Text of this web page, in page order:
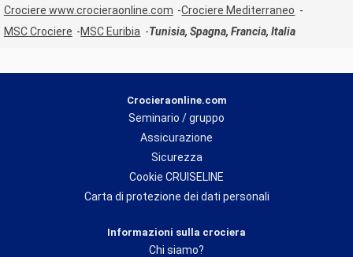
Crociere www.crocieraonline.com
Crociere Mediterraneo
MSC Crociere
MSC Euribia Tunisia, Spagna, Francia, Italia
Crocieraonline.com
Seminario / gruppo
Assicurazione
Sicurezza
Cookie CRUISELINE
Carta di protezione dei dati personali
Informazioni sulla crociera
Chi siamo?